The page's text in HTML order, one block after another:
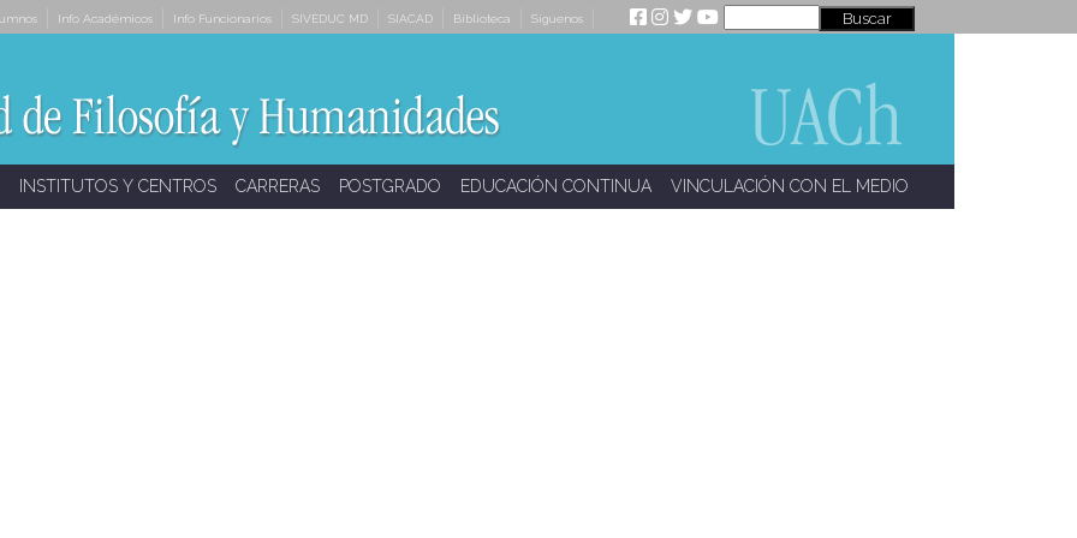
Info Académicos Info Funcionarios SIVEDUC MD SIACAD Biblioteca Síguenos
INSTITUTOS Y CENTROS CARRERAS POSTGRADO EDUCACIÓN CONTINUA VINCULACIÓN CON EL MEDIO